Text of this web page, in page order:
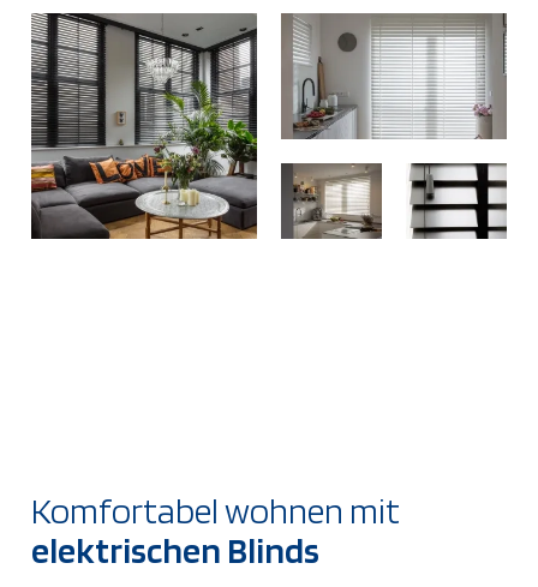
Komfortabel wohnen mit
elektrischen Blinds